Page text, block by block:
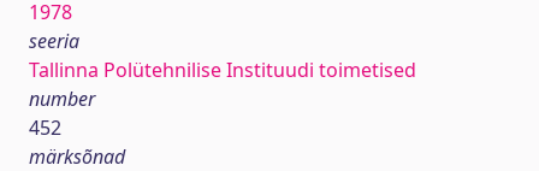
1978
seeria
Tallinna Polütehnilise Instituudi toimetised
number
452
märksõnad